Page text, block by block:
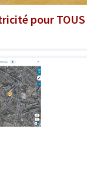
pour TOUS